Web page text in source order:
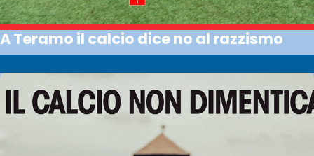
A Teramo il calcio dice no al razzismo